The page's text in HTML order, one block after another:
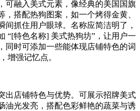
可融入美式元素，像经典的美国国旗
，搭配热狗图案，如一个烤得金黄、
间抓住用户眼球。名称应简洁明了，
“[特色名称] 美式热狗坊”，让用户一
同时可添加一些能体现店铺特色的词
增强记忆点。​
出店铺特色与优势。可展示招牌美式
油光发亮，搭配色彩鲜艳的蔬菜与诱